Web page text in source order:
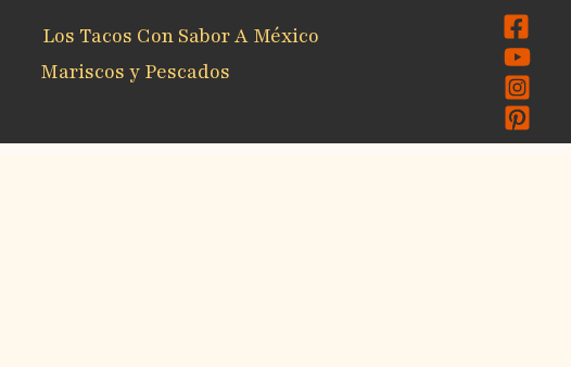
Los Tacos Con Sabor A México
Mariscos y Pescados